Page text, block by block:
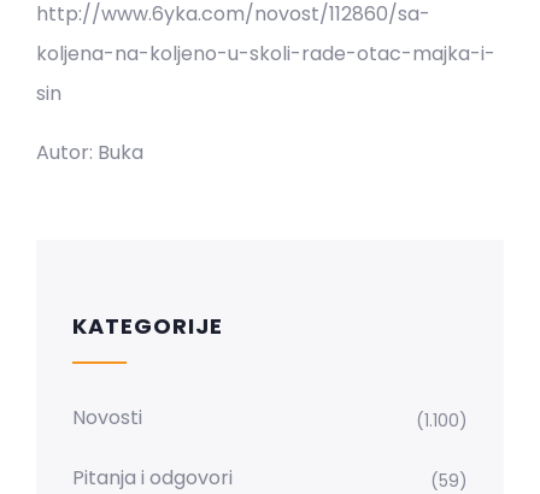
http://www.6yka.com/novost/112860/sa-
koljena-na-koljeno-u-skoli-rade-otac-majka-i-
sin
Autor: Buka
KATEGORIJE
Novosti (1.100)
Pitanja i odgovori (59)